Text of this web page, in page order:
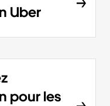
Uber
pour les